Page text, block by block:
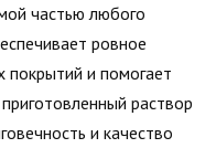
частью любого
ровное
покрытий и помогает
раствор
и качество